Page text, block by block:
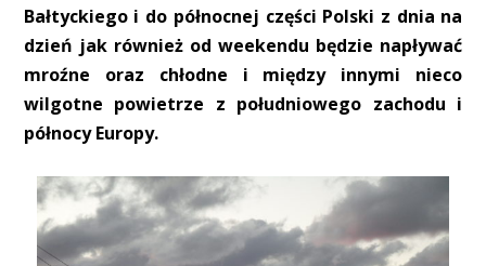
Bałtyckiego i do północnej części Polski z dnia na
dzień jak również od weekendu będzie napływać
mroźne oraz chłodne i między innymi nieco
wilgotne powietrze z południowego zachodu i
północy Europy.